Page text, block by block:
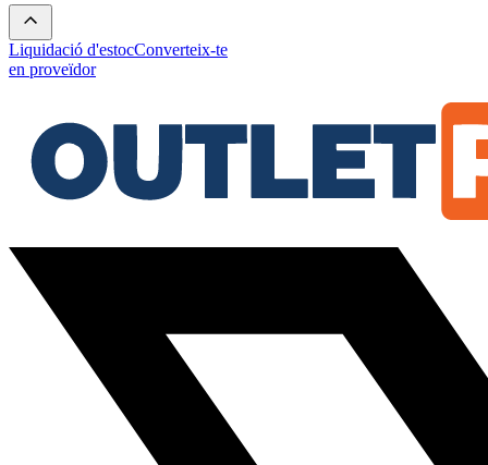
Liquidació d'estocConverteix-te
en proveïdor